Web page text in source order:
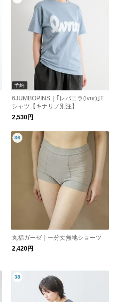
予約
6JUMBOPINS｜｢レバニラ(lvnr)｣T
シャツ【キナリノ別注】
2,530円
丸福ガーゼ｜一分丈無地ショーツ
2,420円